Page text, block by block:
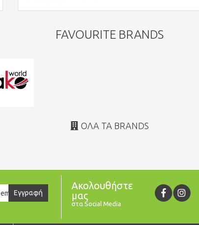
FAVOURITE BRANDS
ΌΛΑ ΤΑ BRANDS
Εγγραφή
Ακολουθήστε
μας
στα Social Media